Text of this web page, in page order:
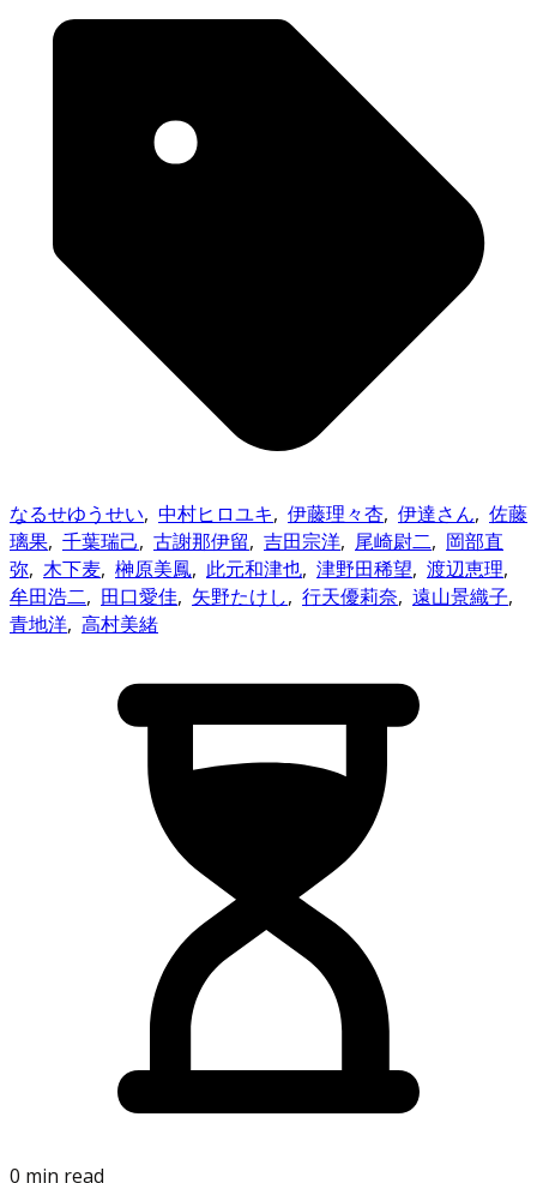
なるせゆうせい, 中村ヒロユキ, 伊藤理々杏, 伊達さん, 佐藤
璃果, 千葉瑞己, 古謝那伊留, 吉田宗洋, 尾崎尉二, 岡部直
弥, 木下麦, 榊原美鳳, 此元和津也, 津野田稀望, 渡辺恵理,
牟田浩二, 田口愛佳, 矢野たけし, 行天優莉奈, 遠山景織子,
青地洋, 高村美緒
0 min read